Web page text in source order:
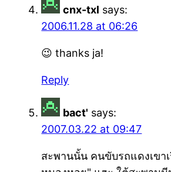
cnx-txl says:
2006.11.28 at 06:26
😉 thanks ja!
Reply
bact' says:
2007.03.22 at 09:47
สะพานนั้น คนขับรถแดงเขา